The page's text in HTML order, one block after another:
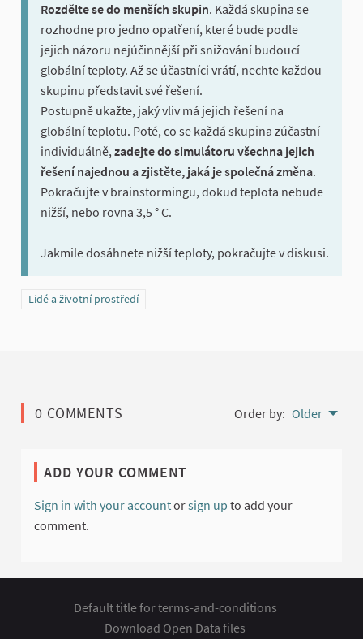
Rozdělte se do menších skupin. Každá skupina se
rozhodne pro jedno opatření, které bude podle
jejich názoru nejúčinnější při snižování budoucí
globální teploty. Až se účastníci vrátí, nechte každou
skupinu představit své řešení.
Postupně ukažte, jaký vliv má jejich řešení na
globální teplotu. Poté, co se každá skupina zúčastní
individuálně,zadejte do simulátoru všechna jejich
řešení najednou a zjistěte, jaká je společná změna.
Pokračujte v brainstormingu, dokud teplota nebude
nižší, nebo rovna 3,5 ° C.
Jakmile dosáhnete nižší teploty, pokračujte v diskusi.
Filter results for category: Lidé a životní prostředí
Lidé a životní prostředí
0 COMMENTS Order by: Older
ADD YOUR COMMENT
Sign in with your accountorsign up to add your
comment.
Default title for terms-and-conditions
Download Open Data files